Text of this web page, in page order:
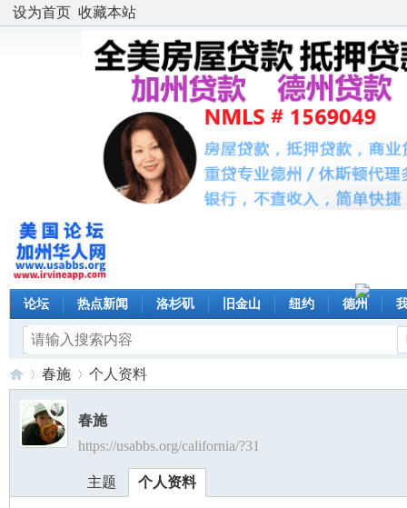
设为首页 收藏本站
论坛 热点新闻 洛杉矶 旧金山 纽约 德州
美›
春施 个人资料
春施
https://usabbs.org/california/?31
主题 个人资料